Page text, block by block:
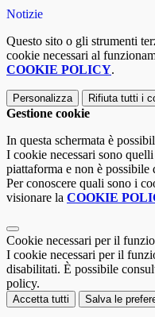
Notizie
Questo sito o gli strumenti
cookie necessari al
COOKIE POLICY.
Personalizza Rifiuta tutti i
Gestione cookie
In questa schermata è
I cookie necessari sono
piattaforma e non è possibile
Per conoscere quali sono i
visionare la COOKIE
Cookie necessari per il
I cookie necessari per il
disabilitati. È possibile
policy.
Accetta tutti Salva le